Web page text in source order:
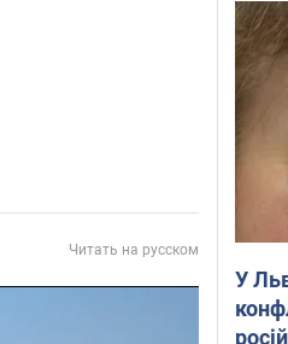
Читать на русском
У